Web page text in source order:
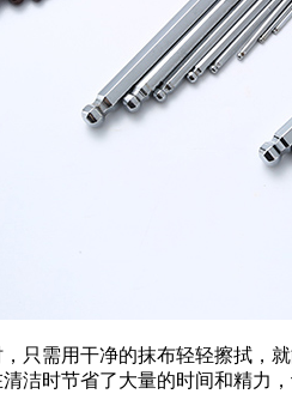
只需用干净的抹布轻轻擦拭
洁时节省了大量的时间和精力